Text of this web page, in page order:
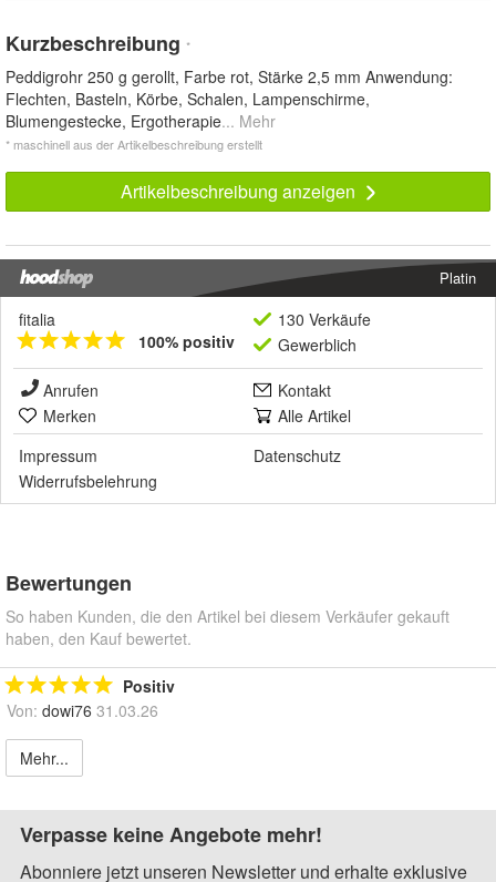
Kurzbeschreibung *
Peddigrohr 250 g gerollt, Farbe rot, Stärke 2,5 mm Anwendung:
Flechten, Basteln, Körbe, Schalen, Lampenschirme,
Blumengestecke, Ergotherapie... Mehr
* maschinell aus der Artikelbeschreibung erstellt
Artikelbeschreibung anzeigen
Platin
fitalia
100% positiv
130 Verkäufe
Gewerblich
Anrufen
Kontakt
Merken
Alle Artikel
Impressum
Datenschutz
Widerrufsbelehrung
Bewertungen
So haben Kunden, die den Artikel bei diesem Verkäufer gekauft
haben, den Kauf bewertet.
Positiv
Von: dowi76 31.03.26
Mehr...
Verpasse keine Angebote mehr!
Abonniere jetzt unseren Newsletter und erhalte exklusive